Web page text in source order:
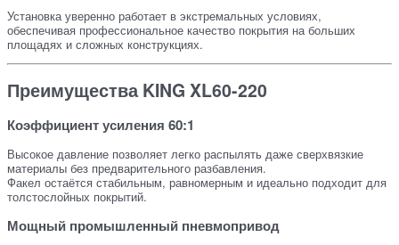
Установка уверенно работает в экстремальных условиях,
обеспечивая профессиональное качество покрытия на больших
площадях и сложных конструкциях.
Преимущества KING XL60-220
Коэффициент усиления 60:1
Высокое давление позволяет легко распылять даже сверхвязкие
материалы без предварительного разбавления.
Факел остаётся стабильным, равномерным и идеально подходит для
толстослойных покрытий.
Мощный промышленный пневмопривод